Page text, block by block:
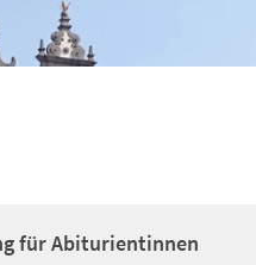
für Abiturientinnen